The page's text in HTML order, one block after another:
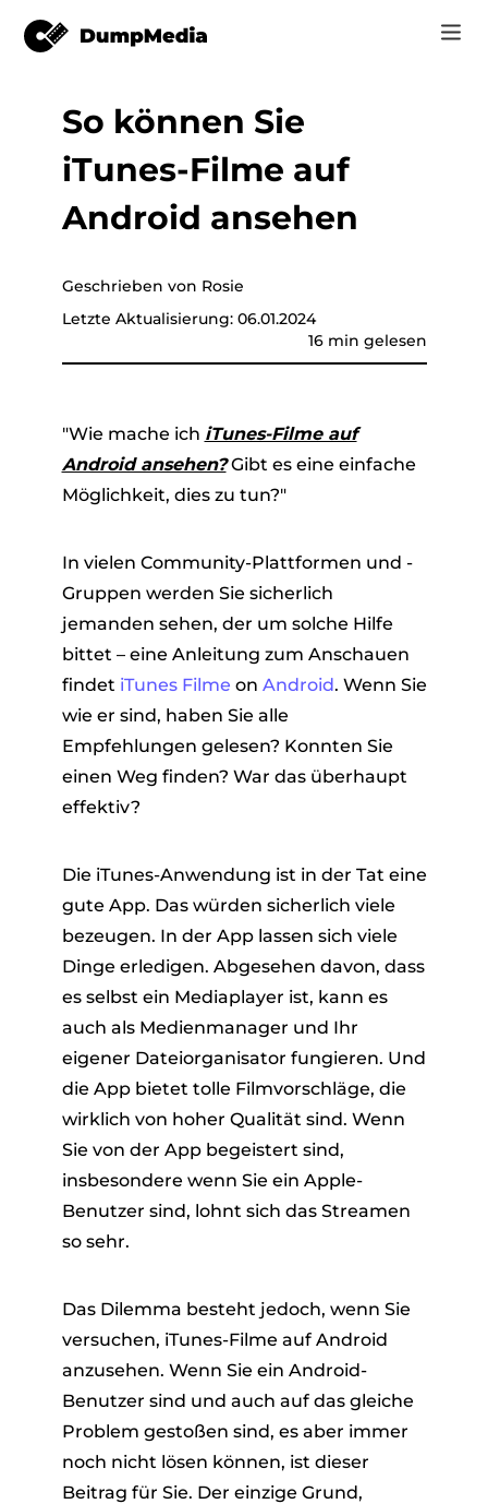
Musik
Video
Online-Tools
Spotify zu mp3
Apple Music zu MP3
Wie man
Anmelden
Jetzt registrieren
So können Sie
iTunes-Filme auf
Android ansehen
Geschrieben von Rosie
Letzte Aktualisierung: 06.01.2024
16 min gelesen
"Wie mache ich iTunes-Filme auf
Android ansehen?Gibt es eine einfache
Möglichkeit, dies zu tun?"
In vielen Community-Plattformen und -
Gruppen werden Sie sicherlich
jemanden sehen, der um solche Hilfe
bittet – eine Anleitung zum Anschauen
findet iTunes Filme on Android. Wenn Sie
wie er sind, haben Sie alle
Empfehlungen gelesen? Konnten Sie
einen Weg finden? War das überhaupt
effektiv?
Die iTunes-Anwendung ist in der Tat eine
gute App. Das würden sicherlich viele
bezeugen. In der App lassen sich viele
Dinge erledigen. Abgesehen davon, dass
es selbst ein Mediaplayer ist, kann es
auch als Medienmanager und Ihr
eigener Dateiorganisator fungieren. Und
die App bietet tolle Filmvorschläge, die
wirklich von hoher Qualität sind. Wenn
Sie von der App begeistert sind,
insbesondere wenn Sie ein Apple-
Benutzer sind, lohnt sich das Streamen
so sehr.
Das Dilemma besteht jedoch, wenn Sie
versuchen, iTunes-Filme auf Android
anzusehen. Wenn Sie ein Android-
Benutzer sind und auch auf das gleiche
Problem gestoßen sind, es aber immer
noch nicht lösen können, ist dieser
Beitrag für Sie. Der einzige Grund,